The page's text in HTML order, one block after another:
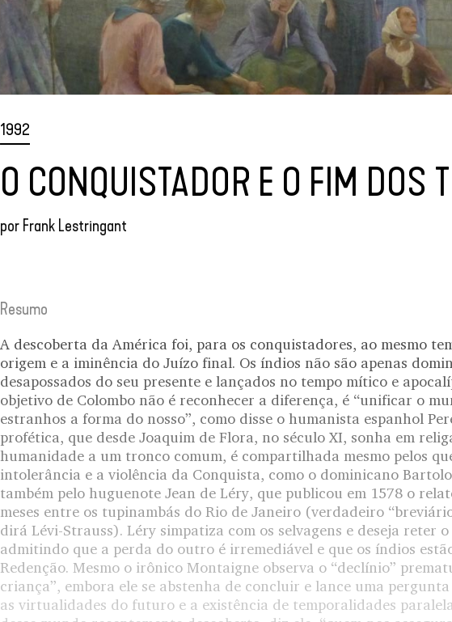
1992
O CONQUISTADOR E O FIM DOS
por Frank Lestringant
Resumo
A descoberta da América foi, para os conquistadores, ao mesmo
origem e a iminência do Juízo final. Os índios não são apenas
desapossados do seu presente e lançados no tempo mítico e
objetivo de Colombo não é reconhecer a diferença, é “unificar o
estranhos a forma do nosso”, como disse o humanista espanhol
profética, que desde Joaquim de Flora, no século XI, sonha em
humanidade a um tronco comum, é compartilhada mesmo pelos
intolerância e a violência da Conquista, como o dominicano
também pelo huguenote Jean de Léry, que publicou em 1578 o
meses entre os tupinambás do Rio de Janeiro (verdadeiro
dirá Lévi-Strauss). Léry simpatiza com os selvagens e deseja reter o
admitindo que a perda do outro é irremediável e que os índios
Redenção. Mesmo o irônico Montaigne observa o “declínio”
criança”, embora ele se abstenha de concluir e lance uma
as virtualidades do futuro e a existência de temporalidades